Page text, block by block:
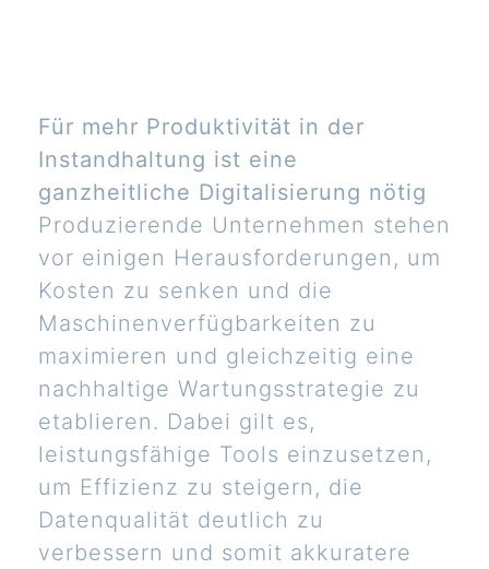
Für mehr Produktivität in der
Instandhaltung ist eine
ganzheitliche Digitalisierung nötig
Produzierende Unternehmen stehen
vor einigen Herausforderungen, um
Kosten zu senken und die
Maschinenverfügbarkeiten zu
maximieren und gleichzeitig eine
nachhaltige Wartungsstrategie zu
etablieren. Dabei gilt es,
leistungsfähige Tools einzusetzen,
um Effizienz zu steigern, die
Datenqualität deutlich zu
verbessern und somit akkuratere